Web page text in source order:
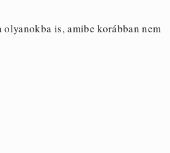
is, amibe korábban nem